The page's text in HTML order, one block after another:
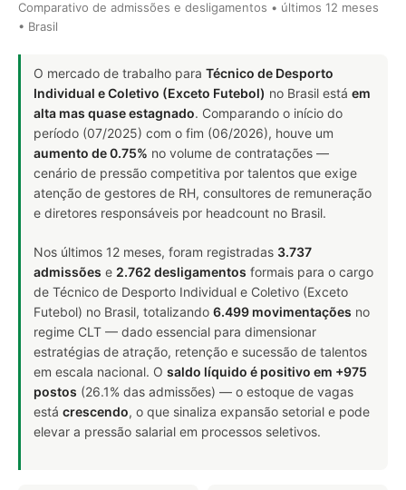
Comparativo de admissões e desligamentos • últimos 12 meses
• Brasil
O mercado de trabalho para Técnico de Desporto
Individual e Coletivo (Exceto Futebol) no Brasil está em
alta mas quase estagnado. Comparando o início do
período (07/2025) com o fim (06/2026), houve um
aumento de 0.75% no volume de contratações —
cenário de pressão competitiva por talentos que exige
atenção de gestores de RH, consultores de remuneração
e diretores responsáveis por headcount no Brasil.
Nos últimos 12 meses, foram registradas 3.737
admissões e 2.762 desligamentos formais para o cargo
de Técnico de Desporto Individual e Coletivo (Exceto
Futebol) no Brasil, totalizando 6.499 movimentações no
regime CLT — dado essencial para dimensionar
estratégias de atração, retenção e sucessão de talentos
em escala nacional. O saldo líquido é positivo em +975
postos (26.1% das admissões) — o estoque de vagas
está crescendo, o que sinaliza expansão setorial e pode
elevar a pressão salarial em processos seletivos.